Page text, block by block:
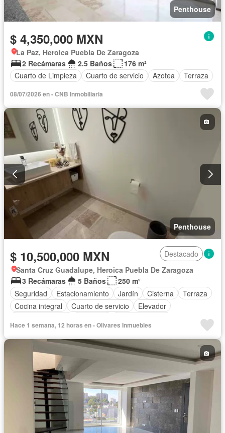
Penthouse
$ 4,350,000 MXN
La Paz, Heroica Puebla De Zaragoza
2 Recámaras
2.5 Baños
176 m²
Cuarto de Limpieza
Cuarto de servicio Azotea Terraza
08/07/2026 en - CNB Inmobiliaria
Penthouse
$ 10,500,000 MXN
Destacado
Santa Cruz Guadalupe, Heroica Puebla De Zaragoza
3 Recámaras
5 Baños
250 m²
Seguridad
Estacionamiento Jardín Cisterna
Terraza
Cocina integral
Cuarto de servicio
Elevador
Zona infantil
Acceso para personas con discapacidad
Bodega
Aire acondicionado
Azotea
Cuarto de Limpieza
Cancha de tenis
Asador
Zonas verdes
Despacho
Recámara con closet
Caseta de vigilancia
Vista panorámica Sin amueblar
Hace 1 semana, 12 horas en - Olivares Inmuebles